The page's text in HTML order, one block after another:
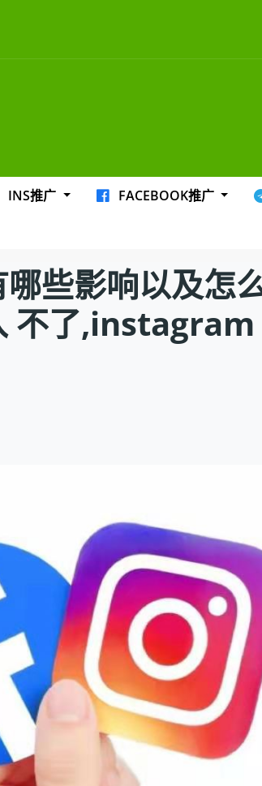
INS推广 FACEBOOK推广
些影响以及怎
不了,instagram